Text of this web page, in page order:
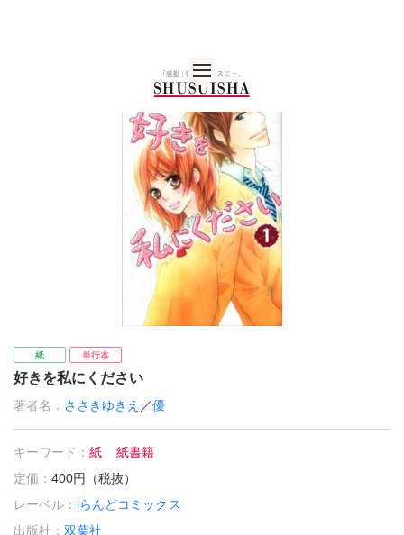
紙 単行本
好きを私にください
著者名： ささきゆきえ ／優
キーワード：紙
紙書籍
定価：400円（税抜）
レーベル： iらんどコミックス
出版社：双葉社